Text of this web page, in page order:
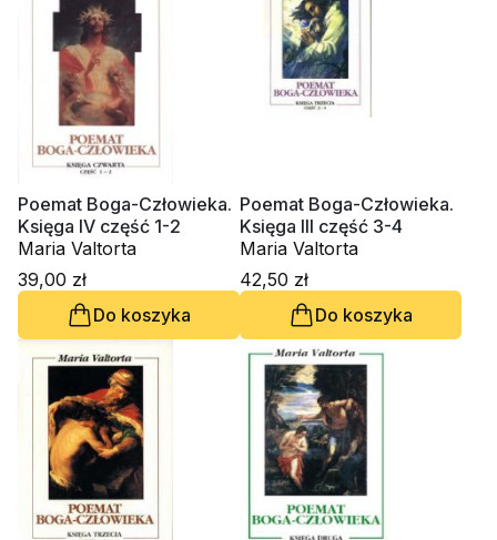
Poemat Boga-Człowieka.
Księga IV część 1-2
Maria Valtorta
39,00 zł
Do koszyka
Poemat Boga-Człowieka.
Księga III część 3-4
Maria Valtorta
42,50 zł
Do koszyka